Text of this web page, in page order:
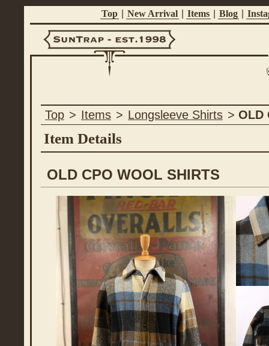
Top New Arrival Items Blog
Est.1998
Top > Items > Longsleeve Shirts > OLD
Item Details
OLD CPO WOOL SHIRTS